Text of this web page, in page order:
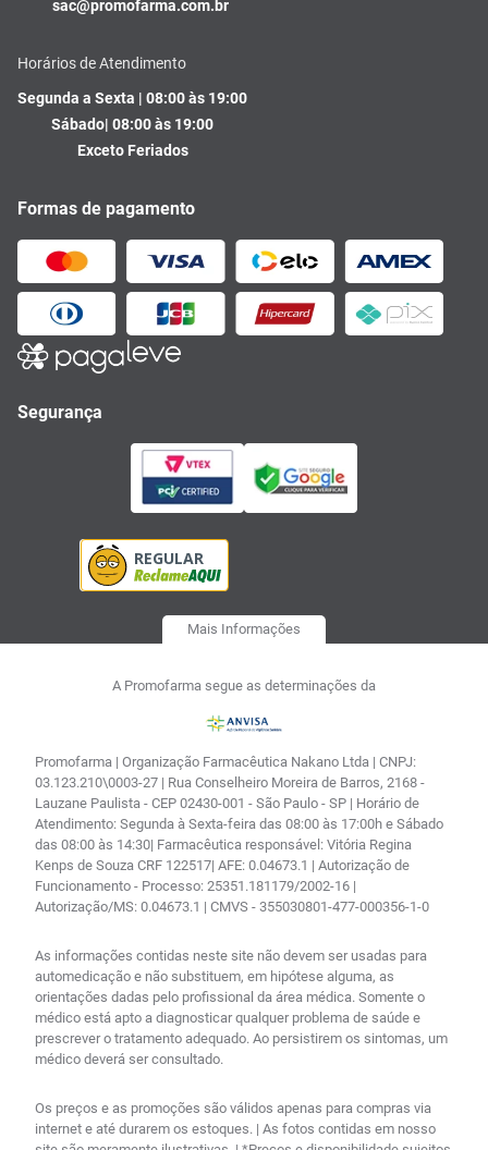
sac@promofarma.com.br
Horários de Atendimento
Segunda a Sexta | 08:00 às 19:00
Sábado| 08:00 às 19:00
Exceto Feriados
Formas de pagamento
Segurança
Mais Informações
A Promofarma segue as determinações da
Promofarma | Organização Farmacêutica Nakano Ltda | CNPJ:
03.123.210\0003-27 | Rua Conselheiro Moreira de Barros, 2168 -
Lauzane Paulista - CEP 02430-001 - São Paulo - SP | Horário de
Atendimento: Segunda à Sexta-feira das 08:00 às 17:00h e Sábado
das 08:00 às 14:30| Farmacêutica responsável: Vitória Regina
Kenps de Souza CRF 122517| AFE: 0.04673.1 | Autorização de
Funcionamento - Processo: 25351.181179/2002-16 |
Autorização/MS: 0.04673.1 | CMVS - 355030801-477-000356-1-0
As informações contidas neste site não devem ser usadas para
automedicação e não substituem, em hipótese alguma, as
orientações dadas pelo profissional da área médica. Somente o
médico está apto a diagnosticar qualquer problema de saúde e
prescrever o tratamento adequado. Ao persistirem os sintomas, um
médico deverá ser consultado.
Os preços e as promoções são válidos apenas para compras via
internet e até durarem os estoques. | As fotos contidas em nosso